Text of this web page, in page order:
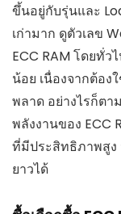
ขึ้นอยู่กับรุ่นและ
เก่ามาก ดูตัวเลข
ECC RAM โดยทั่ว
น้อย เนื่องจากต้อ
พลาด อย่างไรก็ตา
พลังงานของ ECC
ที่มีประสิทธิภาพสูง
ยาวได้